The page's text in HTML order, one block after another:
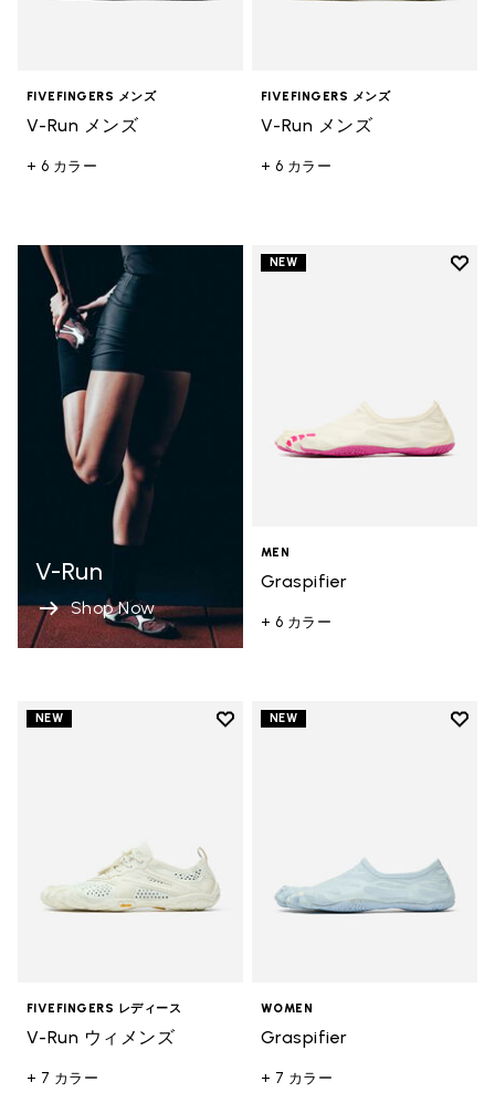
FIVEFINGERS メンズ
V-Run メンズ
+ 6 カラー
FIVEFINGERS メンズ
V-Run メンズ
+ 6 カラー
V-Run
Shop Now
NEW
Add
MEN
Graspifier
+ 6 カラー
NEW
Add to wishlist
FIVEFINGERS レディース
V-Run ウィメンズ
+ 7 カラー
NEW
Add
WOMEN
Graspifier
+ 7 カラー